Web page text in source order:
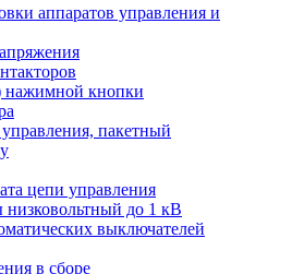
аппаратов управления и
нажимной кнопки
пакетный
цепи управления
низковольтный до 1 кВ
выключателей
в сборе